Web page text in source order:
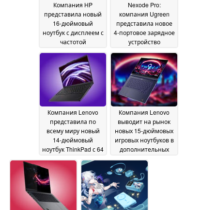
Компания HP
представила новый
16-дюймовый
ноутбук с дисплеем с
частотой
64 ГБ оперативной
памяти и
видеокартой Arc
B39002 July 2026
Nexode Pro:
компания Ugreen
представила новое
4-портовое зарядное
устройство
интеллектуальным
дисплеем02 July 2026
Компания Lenovo
представила по
всему миру новый
14-дюймовый
ноутбук ThinkPad с 64
памяти и
облегчённым
корпусом
02 July 2026
Компания Lenovo
выводит на рынок
новых 15-дюймовых
игровых ноутбуков в
дополнительных
видеопамяти до 48
ГБ02 July 2026